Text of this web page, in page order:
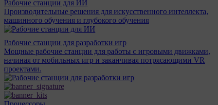
Рабочие станции для ИИ
Производительные решения для искусственного интеллекта,
машинного обучения и глубокого обучения
Рабочие станции для разработки игр
Мощные рабочие станции для работы с игровыми движками,
начиная от мобильных игр и заканчивая потрясающими VR
проектами.